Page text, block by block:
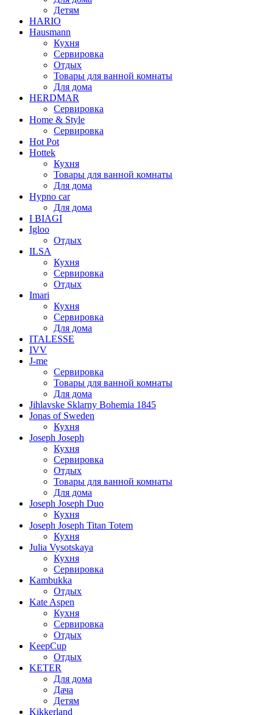
Детям
HARIO
Hausmann
Кухня
Сервировка
Отдых
Товары для ванной комнаты
Для дома
HERDMAR
Сервировка
Home & Style
Сервировка
Hot Pot
Hottek
Кухня
Товары для ванной комнаты
Для дома
Hypno car
Для дома
I BIAGI
Igloo
Отдых
ILSA
Кухня
Сервировка
Отдых
Imari
Кухня
Сервировка
Для дома
ITALESSE
IVV
J-me
Сервировка
Товары для ванной комнаты
Для дома
Jihlavske Sklarny Bohemia 1845
Jonas of Sweden
Кухня
Joseph Joseph
Кухня
Сервировка
Отдых
Товары для ванной комнаты
Для дома
Joseph Joseph Duo
Кухня
Joseph Joseph Titan Totem
Кухня
Julia Vysotskaya
Кухня
Сервировка
Kambukka
Отдых
Kate Aspen
Кухня
Сервировка
Отдых
KeepCup
Отдых
KETER
Для дома
Дача
Детям
Kikkerland